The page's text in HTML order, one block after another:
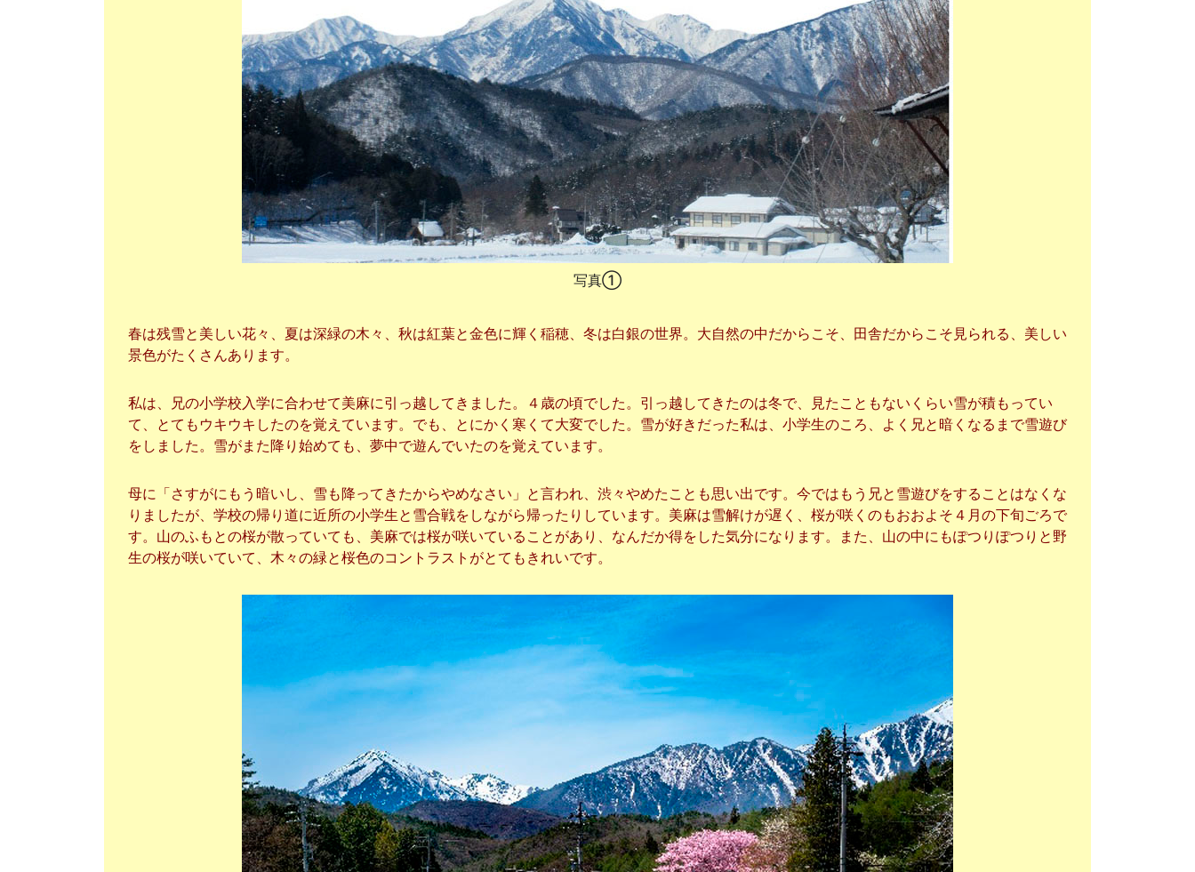
写真①
春は残雪と美しい花々、夏は深緑の木々、秋は紅葉と金色に輝く稲穂、冬は白銀の世界。大自然の中だからこそ、田舎だからこそ見られる、美しい
景色がたくさんあります。
私は、兄の小学校入学に合わせて美麻に引っ越してきました。４歳の頃でした。引っ越してきたのは冬で、見たこともないくらい雪が積もってい
て、とてもウキウキしたのを覚えています。でも、とにかく寒くて大変でした。雪が好きだった私は、小学生のころ、よく兄と暗くなるまで雪遊び
をしました。雪がまた降り始めても、夢中で遊んでいたのを覚えています。
母に「さすがにもう暗いし、雪も降ってきたからやめなさい」と言われ、渋々やめたことも思い出です。今ではもう兄と雪遊びをすることはなくな
りましたが、学校の帰り道に近所の小学生と雪合戦をしながら帰ったりしています。美麻は雪解けが遅く、桜が咲くのもおおよそ４月の下旬ごろで
す。山のふもとの桜が散っていても、美麻では桜が咲いていることがあり、なんだか得をした気分になります。また、山の中にもぽつりぽつりと野
生の桜が咲いていて、木々の緑と桜色のコントラストがとてもきれいです。